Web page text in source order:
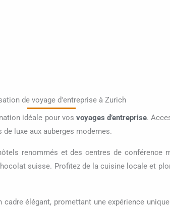
de voyage d'entreprise à Zurich
idéale pour vos voyages d’entreprise.
luxe aux auberges modernes.
renommés et des centres de conférence
suisse. Profitez de la cuisine locale et
élégant, promettant une expérience